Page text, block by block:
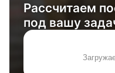
Рассчитаем
под вашу